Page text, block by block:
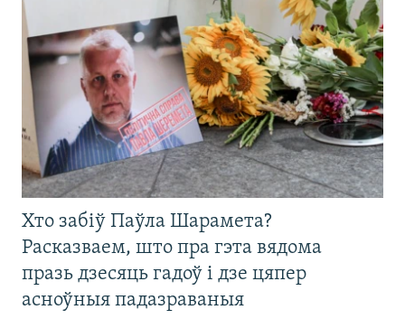
Хто забіў Паўла Шарамета?
Расказваем, што пра гэта вядома
празь дзесяць гадоў і дзе цяпер
асноўныя падазраваныя